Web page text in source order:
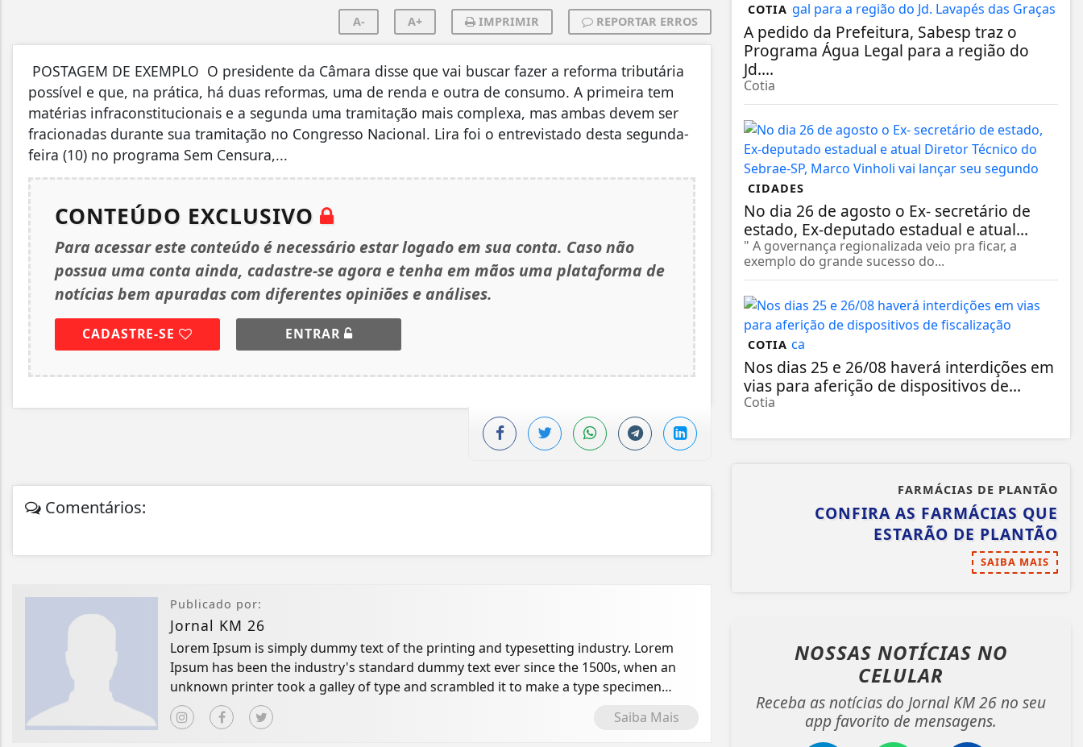
A- A+ IMPRIMIR REPORTAR ERROS
POSTAGEM DE EXEMPLO O presidente da Câmara disse que vai buscar fazer a reforma tributária
possível e que, na prática, há duas reformas, uma de renda e outra de consumo. A primeira tem
matérias infraconstitucionais e a segunda uma tramitação mais complexa, mas ambas devem ser
fracionadas durante sua tramitação no Congresso Nacional. Lira foi o entrevistado desta segunda-
feira (10) no programa Sem Censura,...
CONTEÚDO EXCLUSIVO
Para acessar este conteúdo é necessário estar logado em sua conta. Caso não
possua uma conta ainda, cadastre-se agora e tenha em mãos uma plataforma de
notícias bem apuradas com diferentes opiniões e análises.
CADASTRE-SE ENTRAR
Comentários:
Publicado por:
Jornal KM 26
Lorem Ipsum is simply dummy text of the printing and typesetting industry. Lorem
Ipsum has been the industry's standard dummy text ever since the 1500s, when an
unknown printer took a galley of type and scrambled it to make a type specimen
book.
Saiba Mais
COTIA
A pedido da Prefeitura, Sabesp traz o
Programa Água Legal para a região do
Jd....
Cotia
CIDADES
No dia 26 de agosto o Ex- secretário de
estado, Ex-deputado estadual e atual...
" A governança regionalizada veio pra ficar, a
exemplo do grande sucesso do...
COTIA
Nos dias 25 e 26/08 haverá interdições em
vias para aferição de dispositivos de...
Cotia
FARMÁCIAS DE PLANTÃO
CONFIRA AS FARMÁCIAS QUE
ESTARÃO DE PLANTÃO
SAIBA MAIS
NOSSAS NOTÍCIAS NO
CELULAR
Receba as notícias do Jornal KM 26 no seu
app favorito de mensagens.